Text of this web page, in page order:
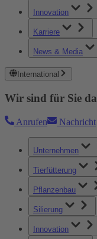
Innovation
Karriere
News & Media
International
Wir sind für Sie da
Anrufen Nachricht
Unternehmen
Tierfütterung
Pflanzenbau
Silierung
Innovation